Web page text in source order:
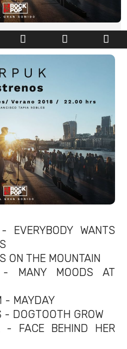
EVERYBODY WANTS
ON THE MOUNTAIN
- MANY MOODS AT
- MAYDAY
- DOGTOOTH GROW
- FACE BEHIND HER